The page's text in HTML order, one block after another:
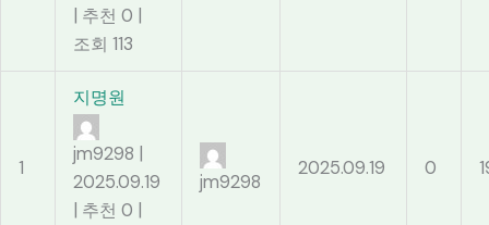
| 추천 0 |
조회 113
1
지명원
jm9298 |
2025.09.19
| 추천 0 |
jm9298
2025.09.19 0